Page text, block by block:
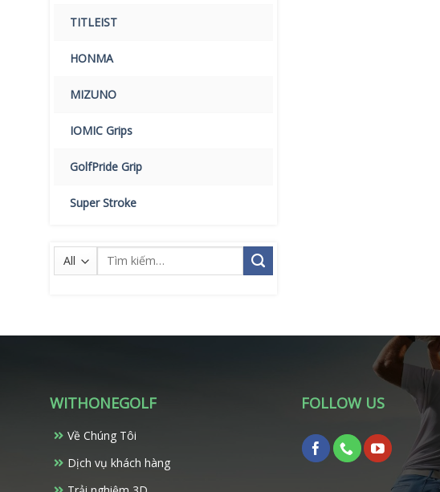
TITLEIST
HONMA
MIZUNO
IOMIC Grips
GolfPride Grip
Super Stroke
Tìm
kiếm:
WITHONEGOLF
Về Chúng Tôi
Dịch vụ khách hàng
FOLLOW US